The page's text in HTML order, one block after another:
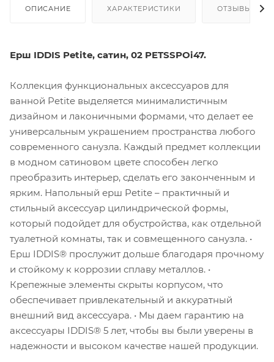
ОПИСАНИЕ ХАРАКТЕРИСТИКИ ОТЗЫВЫ
Ерш IDDIS Petite, сатин, 02 PETSSPOi47.
Коллекция функциональных аксессуаров для
ванной Petite выделяется минималистичным
дизайном и лаконичными формами, что делает ее
универсальным украшением пространства любого
современного санузла. Каждый предмет коллекции
в модном сатиновом цвете способен легко
преобразить интерьер, сделать его законченным и
ярким. Напольный ерш Petite – практичный и
стильный аксессуар цилиндрической формы,
который подойдет для обустройства, как отдельной
туалетной комнаты, так и совмещенного санузла. •
Ерш IDDIS® прослужит дольше благодаря прочному
и стойкому к коррозии сплаву металлов. •
Крепежные элементы скрыты корпусом, что
обеспечивает привлекательный и аккуратный
внешний вид аксессуара. • Мы даем гарантию на
аксессуары IDDIS® 5 лет, чтобы вы были уверены в
надежности и высоком качестве нашей продукции.